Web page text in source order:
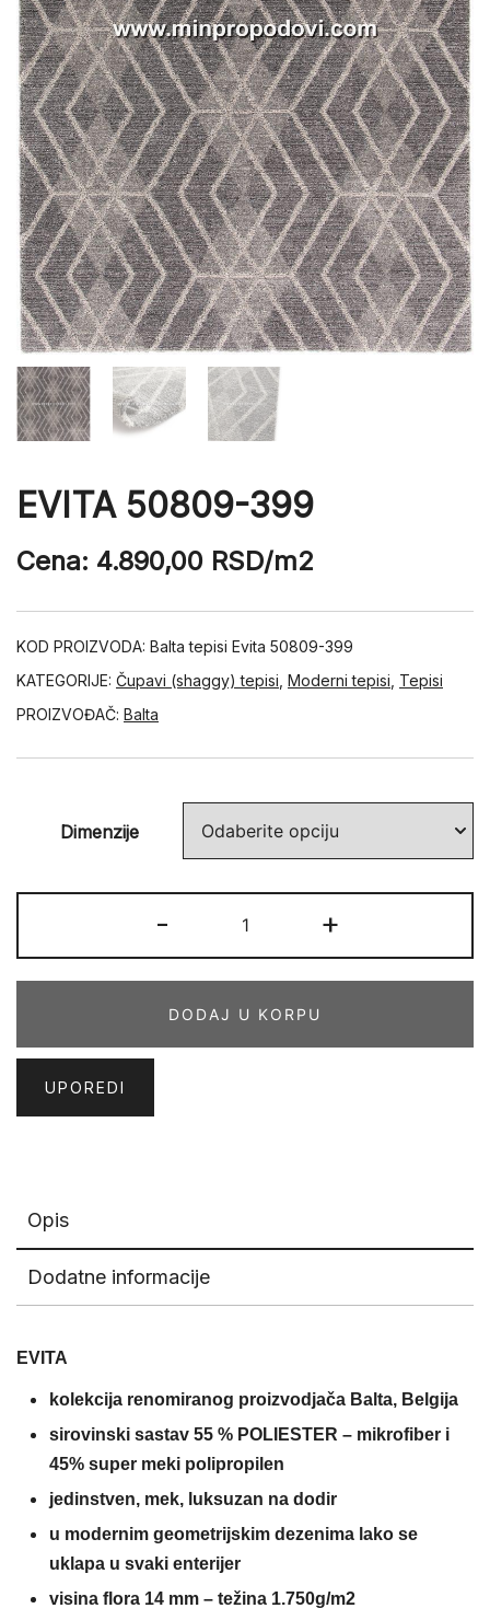
EVITA 50809-399
Cena: 4.890,00 RSD/m2
KOD PROIZVODA: Balta tepisi Evita 50809-399
KATEGORIJE: Čupavi (shaggy) tepisi Moderni tepisi Tepisi
PROIZVOĐAČ: Balta
Dimenzije
-
50809-
399
+
DODAJ U KORPU
UPOREDI
Opis
Dodatne informacije
EVITA
kolekcija renomiranog proizvodjača Balta, Belgija
sirovinski sastav 55 % POLIESTER – mikrofiber i
45% super meki polipropilen
jedinstven, mek, luksuzan na dodir
u modernim geometrijskim dezenima lako se
uklapa u svaki enterijer
visina flora 14 mm – težina 1.750g/m2